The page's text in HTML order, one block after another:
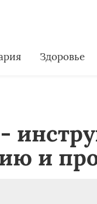
Здоровье
и